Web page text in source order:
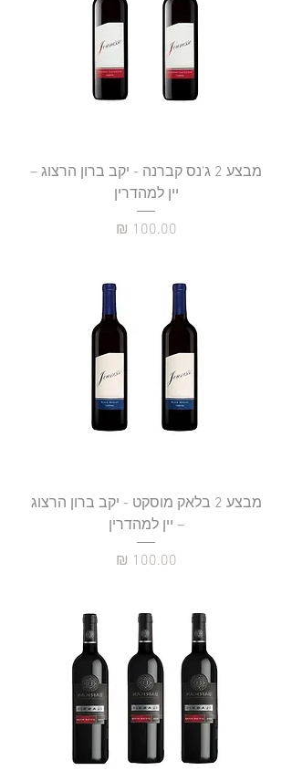
מבצע 2 ג'נס קברנה - יקב ברון הרצוג –
יין למהדרין
מחיר
מבצע 2 בלאק מוסקט - יקב ברון הרצוג
– יין למהדרין
מחיר